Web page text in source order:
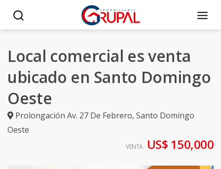
Local comercial es venta
ubicado en Santo Domingo
Oeste
Prolongación Av. 27 De Febrero, Santo Domingo
Oeste
VENTA US$ 150,000